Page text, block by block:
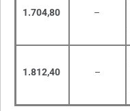
1.704,80 –
1.812,40 –